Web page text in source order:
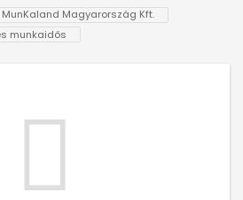
MunKaland Magyarország Kft.
munkaidős